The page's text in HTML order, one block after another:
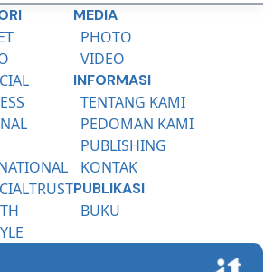
MEDIA
PHOTO
VIDEO
INFORMASI
TENTANG KAMI
PEDOMAN KAMI
PUBLISHING
KONTAK
PUBLIKASI
BUKU